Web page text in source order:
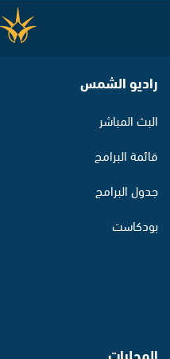
راديو الشمس
البث المباشر
قائمة البرامج
جدول البرامج
بودكاست